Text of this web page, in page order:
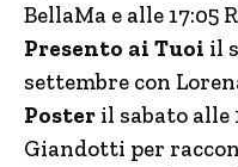
BellaMa e alle 17:05
Presento ai Tuoi il
settembre con
Poster il sabato alle
Giandotti per